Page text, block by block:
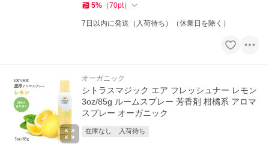
5% （70pt）
7日以内に発送（入荷待ち）（休業日を除く）
オーガニック
シトラスマジック エア フレッシュナー レモン
3oz/85g ルームスプレー 芳香剤 柑橘系 アロマ
スプレー オーガニック
在庫なし 入荷待ち